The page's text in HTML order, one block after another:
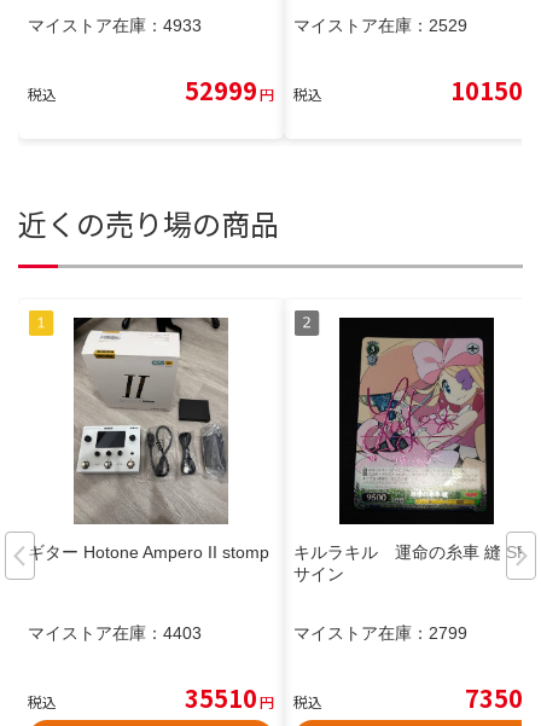
マイストア在庫： 4933
税込 52999円
マイストア在庫： 2529
税込 10150
近くの売り場の商品
ギター Hotone Ampero II stomp
マイストア在庫： 4403
税込 35510円
キルラキル 運命の糸車 縫 SP
サイン
マイストア在庫： 2799
税込 7350